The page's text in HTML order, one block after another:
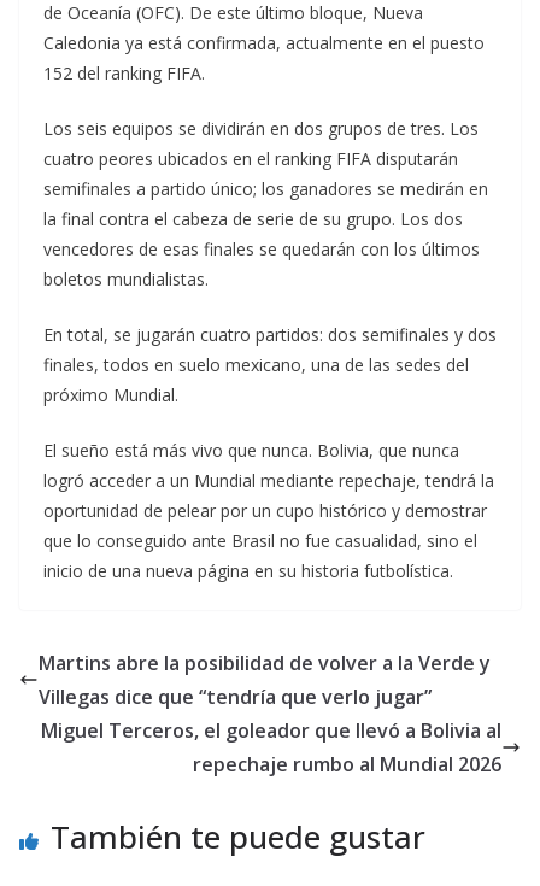
de Oceanía (OFC). De este último bloque, Nueva
Caledonia ya está confirmada, actualmente en el puesto
152 del ranking FIFA.
Los seis equipos se dividirán en dos grupos de tres. Los
cuatro peores ubicados en el ranking FIFA disputarán
semifinales a partido único; los ganadores se medirán en
la final contra el cabeza de serie de su grupo. Los dos
vencedores de esas finales se quedarán con los últimos
boletos mundialistas.
En total, se jugarán cuatro partidos: dos semifinales y dos
finales, todos en suelo mexicano, una de las sedes del
próximo Mundial.
El sueño está más vivo que nunca. Bolivia, que nunca
logró acceder a un Mundial mediante repechaje, tendrá la
oportunidad de pelear por un cupo histórico y demostrar
que lo conseguido ante Brasil no fue casualidad, sino el
inicio de una nueva página en su historia futbolística.
Martins abre la posibilidad de volver a la Verde y
Villegas dice que “tendría que verlo jugar”
Miguel Terceros, el goleador que llevó a Bolivia al
repechaje rumbo al Mundial 2026
También te puede gustar